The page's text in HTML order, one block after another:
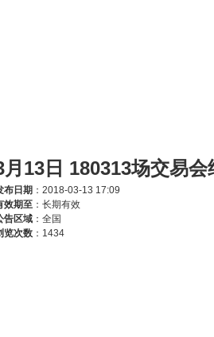
月13日 180313场交易会
布日期 ：2018-03-13 17:09
效期至 ：长期有效
告区域 ：全国
览次数 ： 1434